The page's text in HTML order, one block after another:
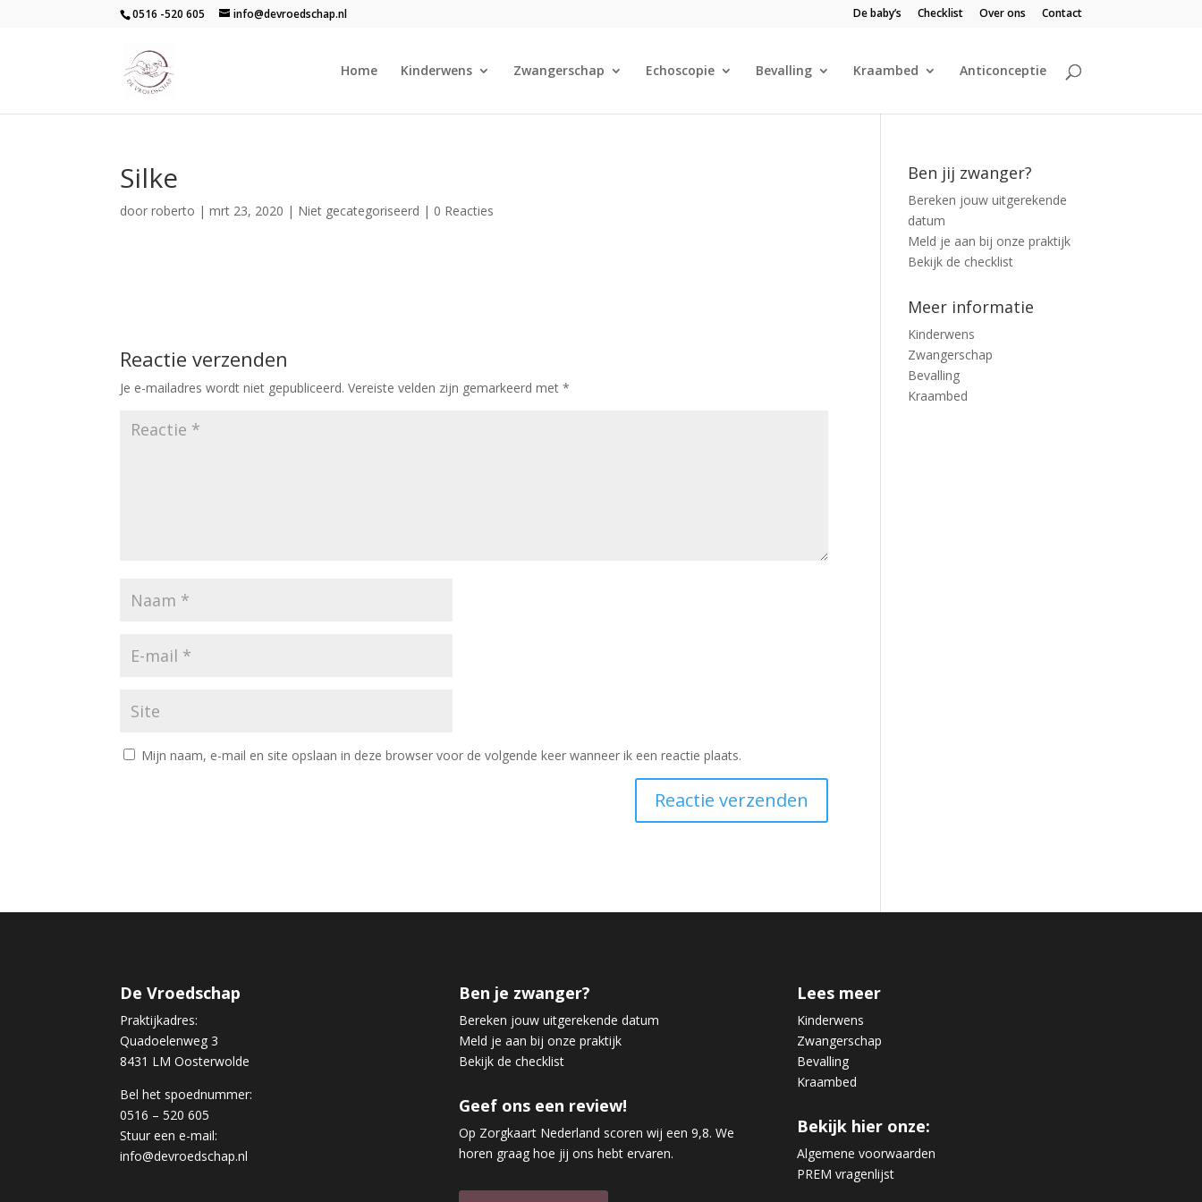
0516 -520 605 info@devroedschap.nl De baby’s Checklist Over ons Contact
Home Kinderwens Zwangerschap Echoscopie Bevalling Kraambed Anticonceptie
Silke
doorroberto |mrt 23, 2020 | Niet gecategoriseerd | 0 Reacties
Reactie verzenden
Je e-mailadres wordt niet gepubliceerd. Vereiste velden zijn gemarkeerd met*
Mijn naam, e-mail en site opslaan in deze browser voor de volgende keer wanneer ik een reactie plaats.
Ben jij zwanger?
Bereken jouw uitgerekende
datum
Meld je aan bij onze praktijk
Bekijk de checklist
Meer informatie
Kinderwens
Zwangerschap
Bevalling
Kraambed
De Vroedschap
Praktijkadres:
Quadoelenweg 3
8431 LM Oosterwolde
Bel het spoednummer:
0516 – 520 605
Stuur een e-mail:
info@devroedschap.nl
Ben je zwanger?
Bereken jouw uitgerekende datum
Meld je aan bij onze praktijk
Bekijk de checklist
Geef ons een review!
Op Zorgkaart Nederland scoren wij een 9,8. We
horen graag hoe jij ons hebt ervaren.
Lees meer
Kinderwens
Zwangerschap
Bevalling
Kraambed
Bekijk hier onze:
Algemene voorwaarden
PREM vragenlijst